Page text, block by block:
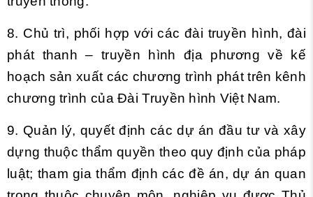
8. Chủ trì, phối hợp với các đài truyền hình, đài
phát thanh – truyền hình địa phương về kế
hoạch sản xuất các chương trình phát trên kênh
chương trình của Đài Truyền hình Việt Nam.
9. Quản lý, quyết định các dự án đầu tư và xây
dựng thuộc thẩm quyền theo quy định của pháp
luật; tham gia thẩm định các đề án, dự án quan